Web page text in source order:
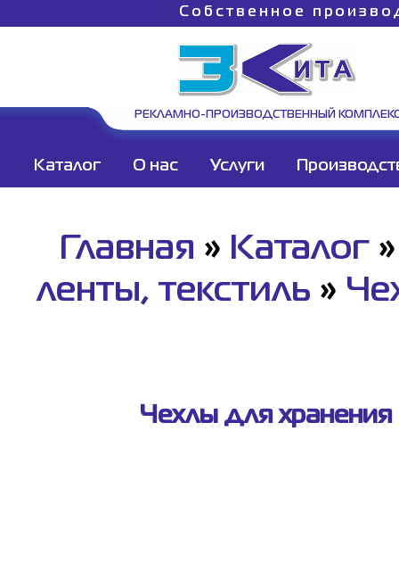
Собственное
РЕКЛАМНО-ПРОИЗВОДСТВЕННЫЙ
Каталог О нас Услуги
Главная » Каталог
ленты, текстиль »
Чехлы для хранения